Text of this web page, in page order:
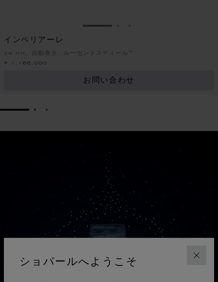
閉じる
ショパールへようこそ
スライドに移動 1
インペリアーレ
29 MM、自動巻き、ルーセントスティール™
¥ 1,166,000
お問い合わせ
GO TO SLIDE 1GO TO SLIDE 2
GO TO SLIDE 3